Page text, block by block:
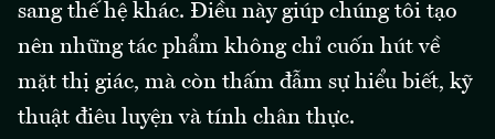
sang thế hệ khác. Điều này giúp chúng tôi tạo
nên những tác phẩm không chỉ cuốn hút về
mặt thị giác, mà còn thấm đẫm sự hiểu biết, kỹ
thuật điêu luyện và tính chân thực.